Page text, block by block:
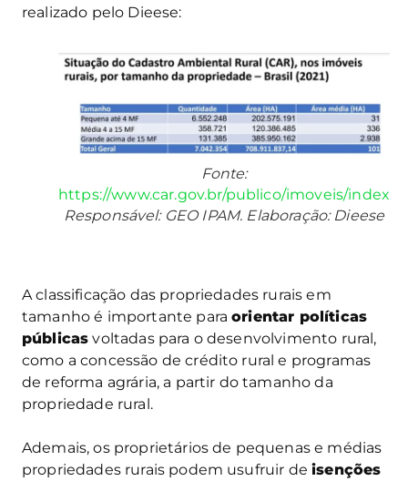
realizado pelo Dieese:
Fonte:
https://www.car.gov.br/publico/imoveis/index
Responsável: GEO IPAM. Elaboração: Dieese
A classificação das propriedades rurais em
tamanho é importante paraorientar políticas
públicas voltadas para o desenvolvimento rural,
como a concessão de crédito rural e programas
de reforma agrária, a partir do tamanho da
propriedade rural.
Ademais, os proprietários de pequenas e médias
propriedades rurais podem usufruir deisenções